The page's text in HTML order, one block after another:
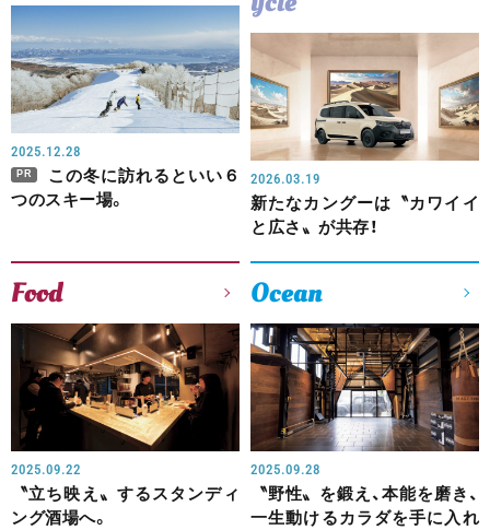
2025.12.28
PR
この冬に訪れるといい６
つのスキー場。
2026.03.19
新たなカングーは〝カワイイ
と広さ〟が共存！
Food
2025.09.22
〝立ち映え〟するスタンディ
ング酒場へ。
Ocean
2025.09.28
〝野性〟を鍛え、本能を磨き、
一生動けるカラダを手に入れ